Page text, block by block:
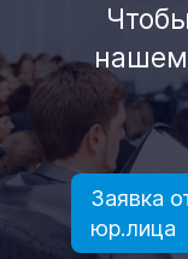
нашем
Заявка
юр.лица